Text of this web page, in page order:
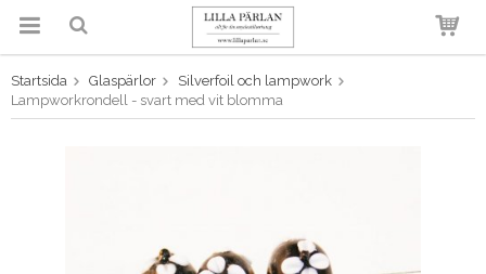
Produkten har blivit tillagd i
varukorgen
Startsida Glaspärlor
Silverfoil och lampwork
Lampworkrondell - svart med vit blomma